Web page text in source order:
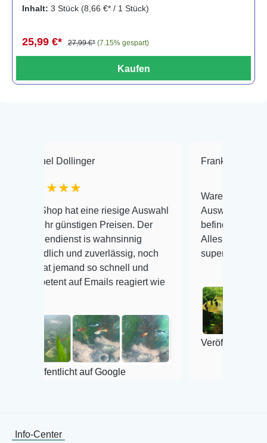
Inhalt: 3 Stück (8,66 €* / 1 Stück)
25,99 €* 27,99 €* (7.15% gespart)
Kaufen
Dollinger
hat eine riesige Auswahl
günstigen Preisen. Der
is wahnsinnig
und zuverlässig, noch
jemand so schnell und
auf Emails reagiert wie
auf Google
Frank Hackmayer
Warenanlieferung Top
Auswahl plus
befinden der Fische
Alles ist quick lebendig
super Zustand. Gerne
Veröffentlicht auf Google
Info-Center